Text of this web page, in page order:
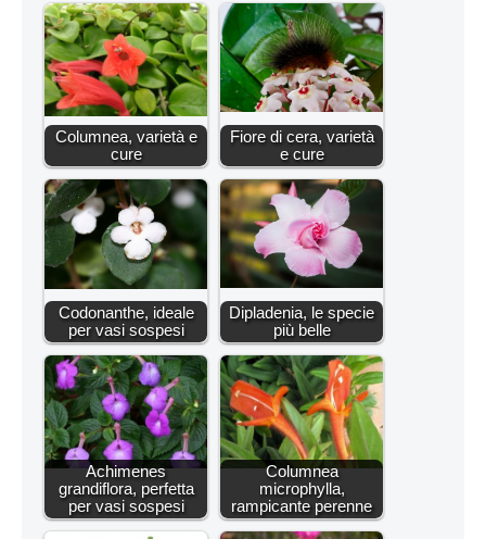
Columnea, varietà e
cure
Fiore di cera, varietà
e cure
Codonanthe, ideale
per vasi sospesi
Dipladenia, le specie
più belle
Achimenes
grandiflora, perfetta
per vasi sospesi
Columnea
microphylla,
rampicante perenne